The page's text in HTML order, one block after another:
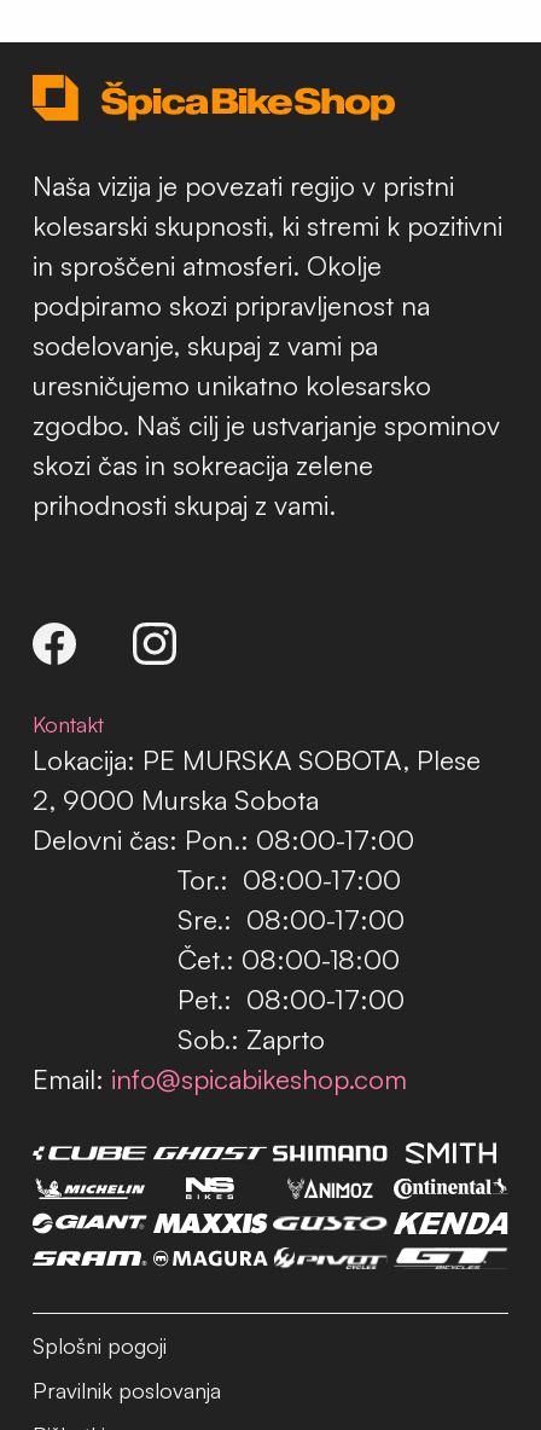
Naša vizija je povezati regijo v pristni
kolesarski skupnosti, ki stremi k pozitivni
in sproščeni atmosferi. Okolje
podpiramo skozi pripravljenost na
sodelovanje, skupaj z vami pa
uresničujemo unikatno kolesarsko
zgodbo. Naš cilj je ustvarjanje spominov
skozi čas in sokreacija zelene
prihodnosti skupaj z vami.
Kontakt
Lokacija: PE MURSKA SOBOTA, Plese
2, 9000 Murska Sobota
Delovni čas: Pon.: 08:00-17:00
Tor.: 08:00-17:00
Sre.: 08:00-17:00
Čet.: 08:00-18:00
Pet.: 08:00-17:00
Sob.: Zaprto
Email: info@spicabikeshop.com
Splošni pogoji
Pravilnik poslovanja